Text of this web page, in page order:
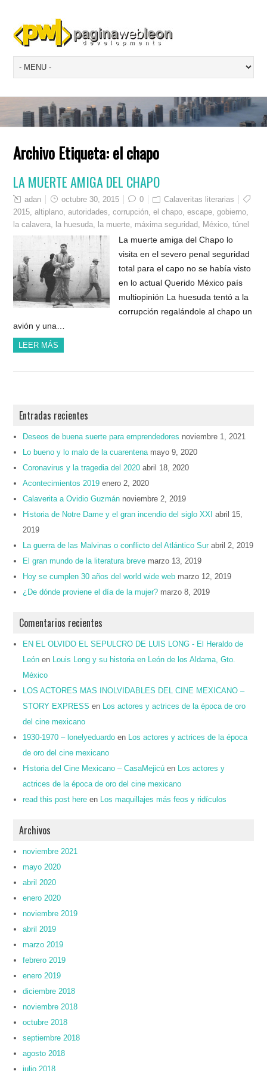
Archivo Etiqueta:el chapo
LA MUERTE AMIGA DEL CHAPO
adan octubre 30, 2015 0
Calaveritas literarias
2015 ,altiplano ,autoridades ,corrupción ,el chapo ,escape ,gobierno
la calavera
la huesuda la muerte máxima seguridad México ,túnel
La muerte amiga del Chapo lo
visita en el severo penal seguridad
total para el capo no se había visto
en lo actual Querido México país
multiopinión La huesuda tentó a la
corrupción regalándole al chapo un
avión y una…
LEER MÁS
Entradas recientes
Deseos de buena suerte para emprendedores noviembre 1, 2021
Lo bueno y lo malo de la cuarentena mayo 9, 2020
Coronavirus y la tragedia del 2020 abril 18, 2020
Acontecimientos 2019 enero 2, 2020
Calaverita a Ovidio Guzmán noviembre 2, 2019
Historia de Notre Dame y el gran incendio del siglo XXI
abril 15,
2019
La guerra de las Malvinas o conflicto del Atlántico Sur abril 2, 2019
El gran mundo de la literatura breve marzo 13, 2019
Hoy se cumplen 30 años del world wide web marzo 12, 2019
¿De dónde proviene el día de la mujer? marzo 8, 2019
Comentarios recientes
EN EL OLVIDO EL SEPULCRO DE LUIS LONG - El Heraldo de
León en
Louis Long y su historia en León de los Aldama, Gto.
México
LOS ACTORES MAS INOLVIDABLES DEL CINE MEXICANO –
STORY EXPRESS en
Los actores y actrices de la época de oro
del cine mexicano
1930-1970 – lonelyeduardo en
Los actores y actrices de la época
de oro del cine mexicano
Historia del Cine Mexicano – CasaMejicú en
Los actores y
actrices de la época de oro del cine mexicano
read this post here en Los maquillajes más feos y ridículos
Archivos
noviembre 2021
mayo 2020
abril 2020
enero 2020
noviembre 2019
abril 2019
marzo 2019
febrero 2019
enero 2019
diciembre 2018
noviembre 2018
octubre 2018
septiembre 2018
agosto 2018
julio 2018